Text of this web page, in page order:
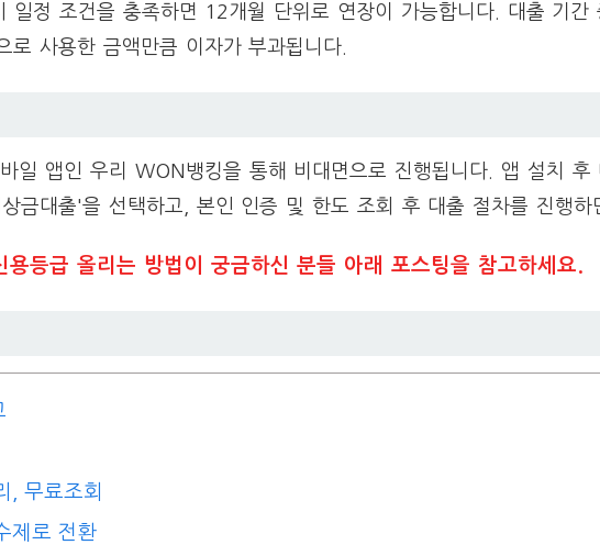
일정 조건을 충족하면 12개월 단위로 연장이 가능합니다. 대출 기간
로 사용한 금액만큼 이자가 부과됩니다.
일 앱인 우리 WON뱅킹을 통해 비대면으로 진행됩니다. 앱 설치 후
금대출'을 선택하고, 본인 인증 및 한도 조회 후 대출 절차를 진행하
등급 올리는 방법이 궁금하신 분들 아래 포스팅을 참고하세요.
, 무료조회
제로 전환